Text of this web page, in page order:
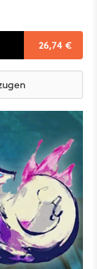
26,74 €